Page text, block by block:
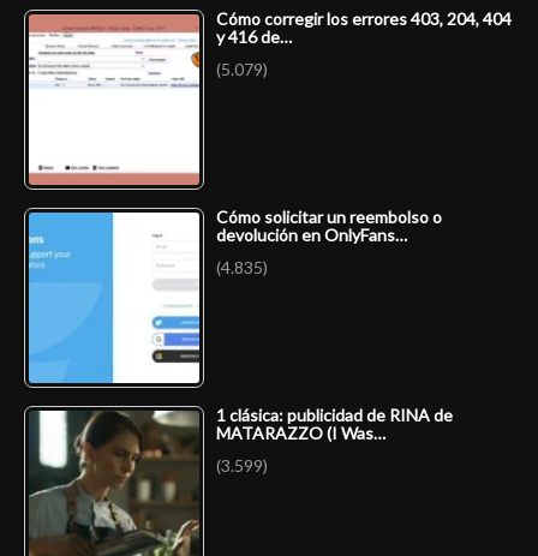
Cómo corregir los errores 403, 204, 404
y 416 de…
(5.079)
Cómo solicitar un reembolso o
devolución en OnlyFans…
(4.835)
1 clásica: publicidad de RINA de
MATARAZZO (I Was…
(3.599)